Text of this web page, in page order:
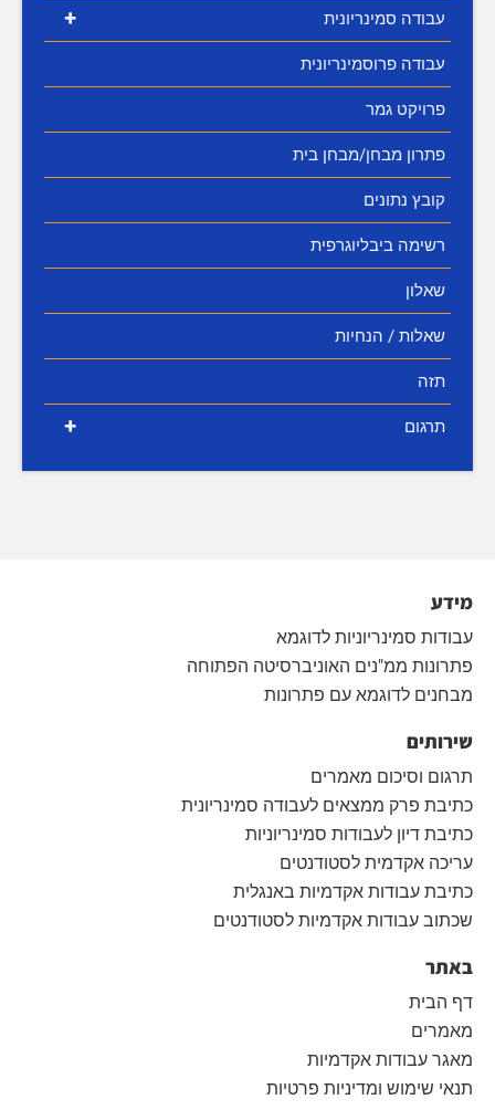
+
עבודה סמינריונית
עבודה פרוסמינריונית
פרויקט גמר
פתרון מבחן/מבחן בית
קובץ נתונים
רשימה ביבליוגרפית
שאלון
שאלות / הנחיות
תזה
+ תרגום
מידע
עבודות סמינריוניות לדוגמא
פתרונות ממ"נים האוניברסיטה הפתוחה
מבחנים לדוגמא עם פתרונות
שירותים
תרגום וסיכום מאמרים
כתיבת פרק ממצאים לעבודה סמינריונית
כתיבת דיון לעבודות סמינריוניות
עריכה אקדמית לסטודנטים
כתיבת עבודות אקדמיות באנגלית
שכתוב עבודות אקדמיות לסטודנטים
באתר
דף הבית
מאמרים
מאגר עבודות אקדמיות
תנאי שימוש ומדיניות פרטיות